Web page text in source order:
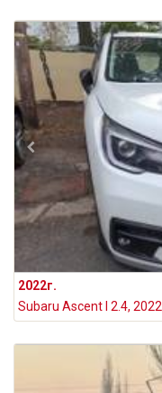
2022г.
Subaru Ascent I 2.4, 2022